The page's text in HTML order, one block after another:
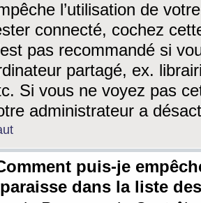
l’utilisation de
connecté, cochez
pas recommandé si
partagé, ex.
Si vous ne voyez pas
administrateur a
puis-je
dans la liste